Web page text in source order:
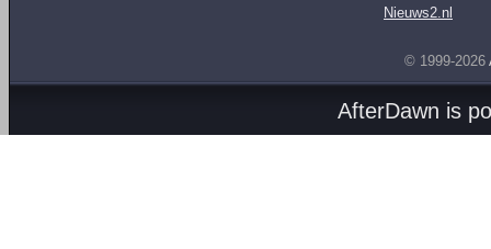
Nieuws2.nl
© 1999-2026
AfterDawn is